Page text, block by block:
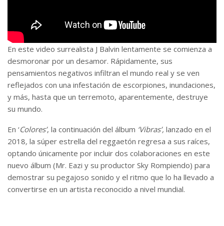
En este video surrealista J Balvin lentamente se comienza a
desmoronar por un desamor. Rápidamente, sus
pensamientos negativos infiltran el mundo real y se ven
reflejados con una infestación de escorpiones, inundaciones,
y más, hasta que un terremoto, aparentemente, destruye
su mundo.
En ‘Colores’, la continuación del álbum ‘Vibras’, lanzado en el
2018, la súper estrella del reggaetón regresa a sus raíces,
optando únicamente por incluir dos colaboraciones en este
nuevo álbum (Mr. Eazi y su productor Sky Rompiendo) para
demostrar su pegajoso sonido y el ritmo que lo ha llevado a
convertirse en un artista reconocido a nivel mundial.